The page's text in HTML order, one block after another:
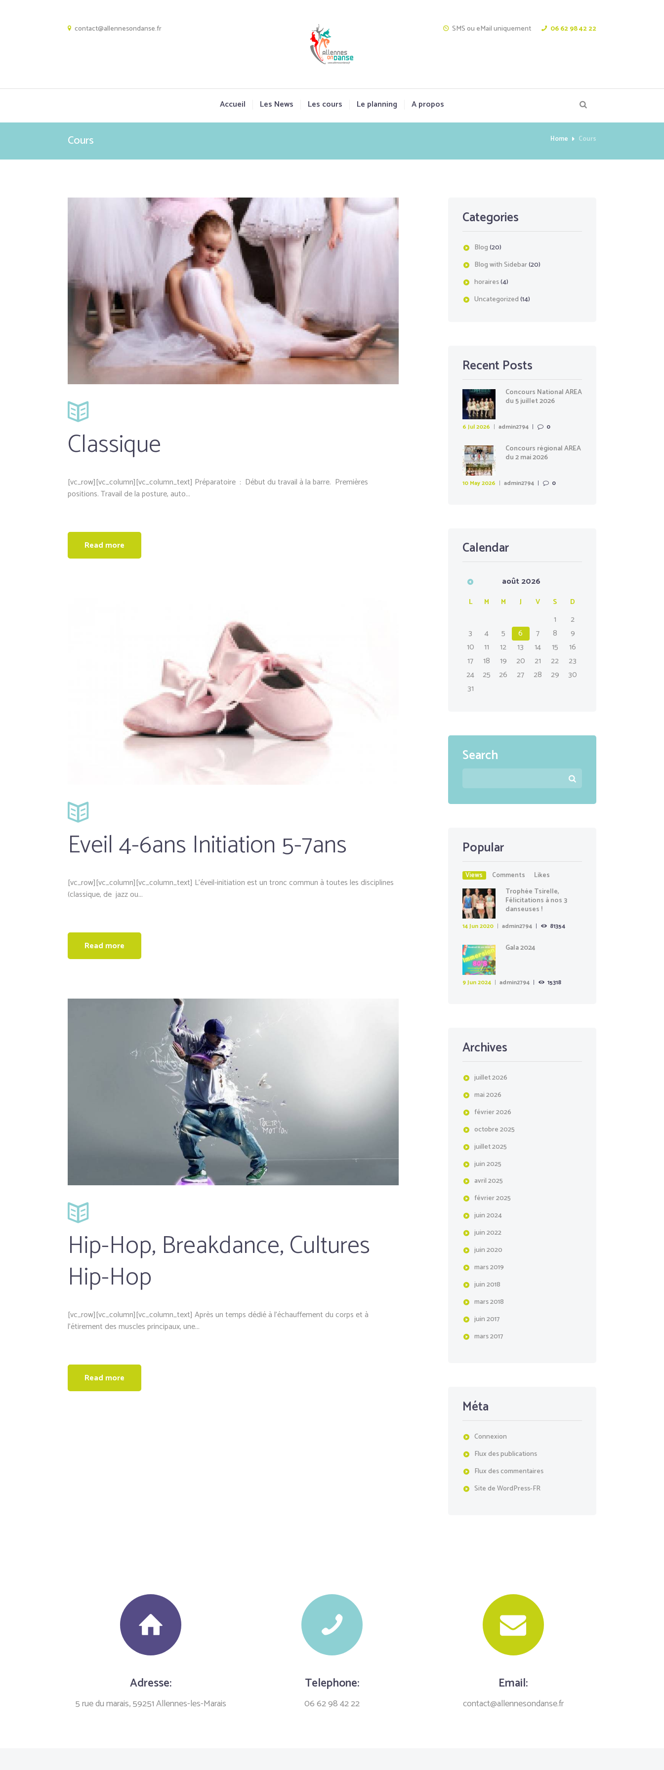
contact@allennesondanse.fr 06 62 98 42 22
SMS ou eMail uniquement
Accueil Les News Les cours Le planning A propos
Cours Home Cours
Classique
[vc_row][vc_column][vc_column_text] Préparatoire : Début du travail à la barre. Premières
positions. Travail de la posture, auto...
Read more
Eveil 4-6ans Initiation 5-7ans
[vc_row][vc_column][vc_column_text] L’éveil-initiation est un tronc commun à toutes les disciplines
(classique, de jazz ou...
Read more
Hip-Hop, Breakdance, Cultures
Hip-Hop
[vc_row][vc_column][vc_column_text] Après un temps dédié à l’échauffement du corps et à
l’étirement des muscles principaux, une...
Read more
Categories
Blog(20)
Blog with Sidebar(20)
horaires(4)
Uncategorized(14)
Recent Posts
Concours National AREA
du 5 juillet 2026
6 Jul 2026 admin2794 0
Concours régional AREA
du 2 mai 2026
10 May 2026 admin2794 0
Calendar
août2026
L M M J V S D
1
2
3
4 5 6 7 8
9
10
11 12 13 14 15
16
17
18 19 20 21 22
23
24
25 26 27 28 29
30
31
Search
Popular
Views Comments Likes
Trophée Tsirelle,
Félicitations à nos 3
danseuses !
14 Jun 2020 admin2794 81354
Gala 2024
9 Jun 2024 admin2794 15318
Archives
juillet2026
mai2026
février2026
octobre2025
juillet2025
juin2025
avril2025
février2025
juin2024
juin2022
juin2020
mars2019
juin2018
mars2018
juin2017
mars2017
Méta
Connexion
Flux des publications
Flux des commentaires
Site de WordPress-FR
Adresse:
5 rue du marais, 59251 Allennes-les-Marais
Telephone:
06 62 98 42 22
Email:
contact@allennesondanse.fr